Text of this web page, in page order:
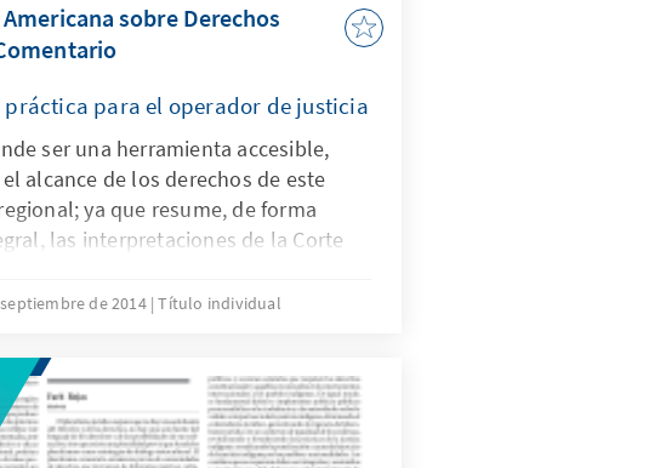
sobre Derechos
para el operador de justicia
ser una herramienta accesible,
alcance de los derechos de este
ya que resume, de forma
las interpretaciones de la Corte
además opiniones académicas
y de derecho comparado, que
a perfilar y contextualizar el
determinado precepto. Solicitamos
enlace más abajo.
de 2014 Título individual